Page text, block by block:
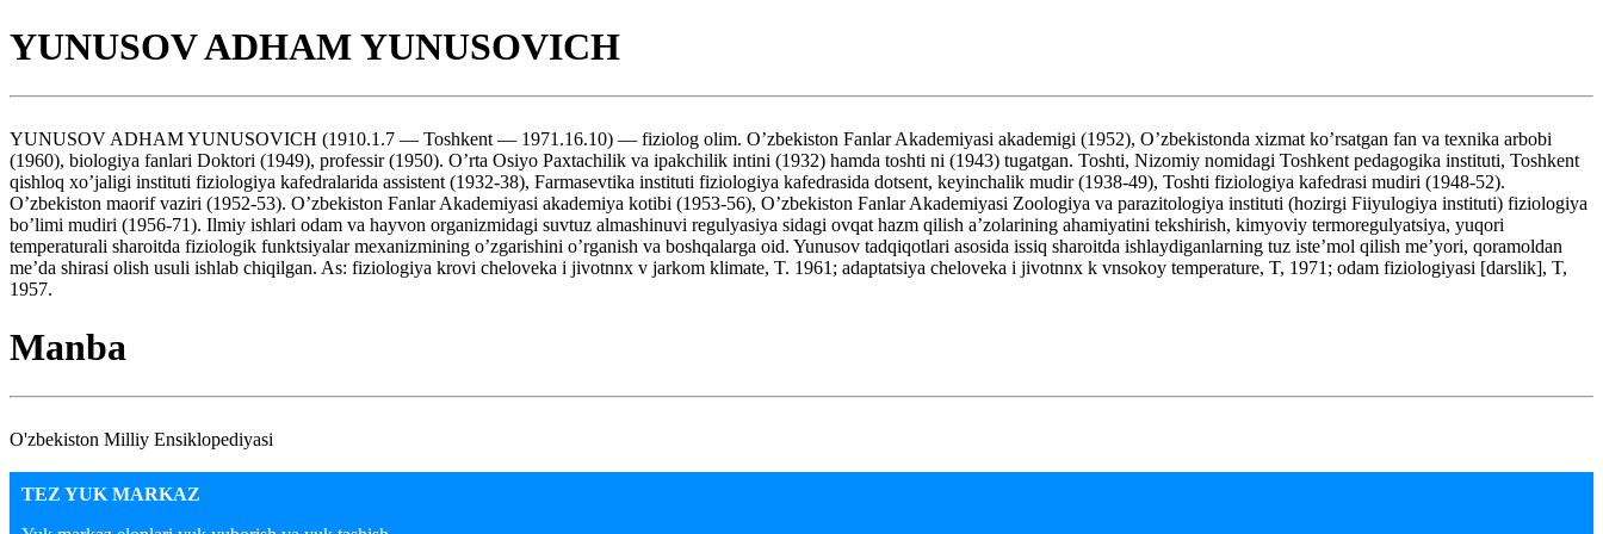
YUNUSOV ADHAM YUNUSOVICH
YUNUSOV ADHAM YUNUSOVICH (1910.1.7 — Toshkent — 1971.16.10) — fiziolog olim. O’zbekiston Fanlar Akademiyasi akademigi (1952), O’zbekistonda xizmat ko’rsatgan fan va texnika arbobi
(1960), biologiya fanlari Doktori (1949), professir (1950). O’rta Osiyo Paxtachilik va ipakchilik intini (1932) hamda toshti ni (1943) tugatgan. Toshti, Nizomiy nomidagi Toshkent pedagogika instituti, Toshkent
qishloq xo’jaligi instituti fiziologiya kafedralarida assistent (1932-38), Farmasevtika instituti fiziologiya kafedrasida dotsent, keyinchalik mudir (1938-49), Toshti fiziologiya kafedrasi mudiri (1948-52).
O’zbekiston maorif vaziri (1952-53). O’zbekiston Fanlar Akademiyasi akademiya kotibi (1953-56), O’zbekiston Fanlar Akademiyasi Zoologiya va parazitologiya instituti (hozirgi Fiiyulogiya instituti) fiziologiya
bo’limi mudiri (1956-71). Ilmiy ishlari odam va hayvon organizmidagi suvtuz almashinuvi regulyasiya sidagi ovqat hazm qilish a’zolarining ahamiyatini tekshirish, kimyoviy termoregulyatsiya, yuqori
temperaturali sharoitda fiziologik funktsiyalar mexanizmining o’zgarishini o’rganish va boshqalarga oid. Yunusov tadqiqotlari asosida issiq sharoitda ishlaydiganlarning tuz iste’mol qilish me’yori, qoramoldan
me’da shirasi olish usuli ishlab chiqilgan. As: fiziologiya krovi cheloveka i jivotnnx v jarkom klimate, T. 1961; adaptatsiya cheloveka i jivotnnx k vnsokoy temperature, T, 1971; odam fiziologiyasi [darslik], T,
1957.
Manba
O'zbekiston Milliy Ensiklopediyasi
TEZ YUK MARKAZ